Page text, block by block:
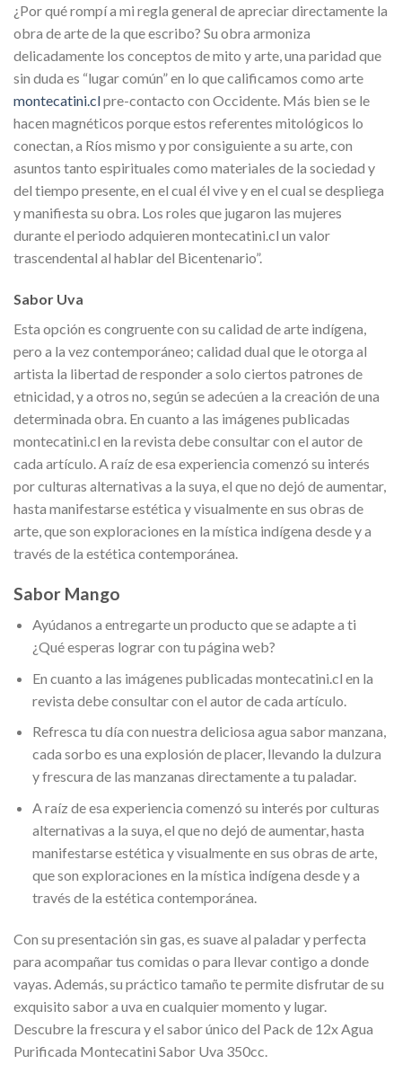
¿Por qué rompí a mi regla general de apreciar directamente la
obra de arte de la que escribo? Su obra armoniza
delicadamente los conceptos de mito y arte, una paridad que
sin duda es “lugar común” en lo que calificamos como arte
montecatini.clpre-contacto con Occidente. Más bien se le
hacen magnéticos porque estos referentes mitológicos lo
conectan, a Ríos mismo y por consiguiente a su arte, con
asuntos tanto espirituales como materiales de la sociedad y
del tiempo presente, en el cual él vive y en el cual se despliega
y manifiesta su obra. Los roles que jugaron las mujeres
durante el periodo adquieren montecatini.cl un valor
trascendental al hablar del Bicentenario”.
Sabor Uva
Esta opción es congruente con su calidad de arte indígena,
pero a la vez contemporáneo; calidad dual que le otorga al
artista la libertad de responder a solo ciertos patrones de
etnicidad, y a otros no, según se adecúen a la creación de una
determinada obra. En cuanto a las imágenes publicadas
montecatini.cl en la revista debe consultar con el autor de
cada artículo. A raíz de esa experiencia comenzó su interés
por culturas alternativas a la suya, el que no dejó de aumentar,
hasta manifestarse estética y visualmente en sus obras de
arte, que son exploraciones en la mística indígena desde y a
través de la estética contemporánea.
Sabor Mango
Ayúdanos a entregarte un producto que se adapte a ti
¿Qué esperas lograr con tu página web?
En cuanto a las imágenes publicadas montecatini.cl en la
revista debe consultar con el autor de cada artículo.
Refresca tu día con nuestra deliciosa agua sabor manzana,
cada sorbo es una explosión de placer, llevando la dulzura
y frescura de las manzanas directamente a tu paladar.
A raíz de esa experiencia comenzó su interés por culturas
alternativas a la suya, el que no dejó de aumentar, hasta
manifestarse estética y visualmente en sus obras de arte,
que son exploraciones en la mística indígena desde y a
través de la estética contemporánea.
Con su presentación sin gas, es suave al paladar y perfecta
para acompañar tus comidas o para llevar contigo a donde
vayas. Además, su práctico tamaño te permite disfrutar de su
exquisito sabor a uva en cualquier momento y lugar.
Descubre la frescura y el sabor único del Pack de 12x Agua
Purificada Montecatini Sabor Uva 350cc.